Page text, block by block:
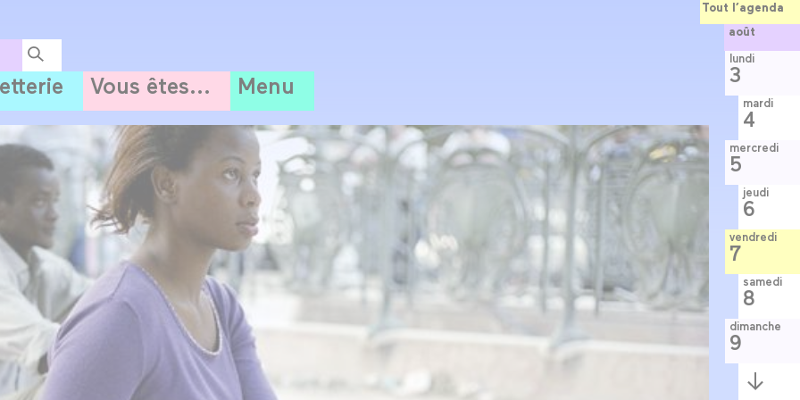
Vous êtes... Menu
Tout l’agenda
août
lundi
3
mardi
4
mercredi
5
jeudi
6
vendredi
7
samedi
8
dimanche
9
Semaine
suivante